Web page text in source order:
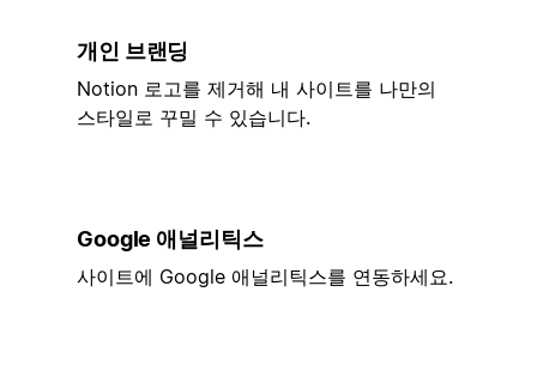
개인 브랜딩
Notion 로고를 제거해 내 사이트를 나만의
스타일로 꾸밀 수 있습니다.
Google 애널리틱스
사이트에 Google 애널리틱스를 연동하세요.